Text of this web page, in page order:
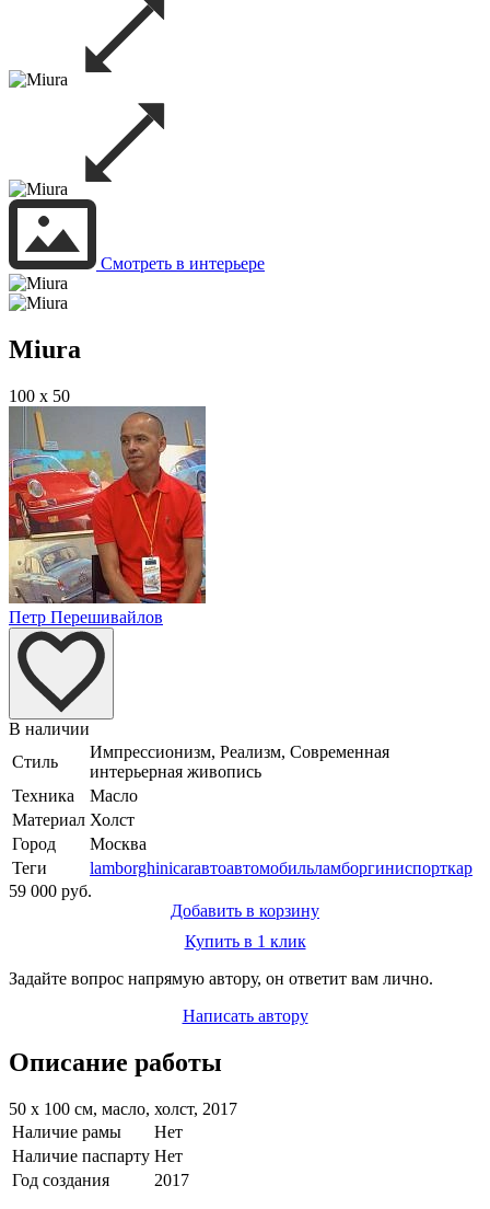
Смотреть в интерьере
Miura
100 x 50
Петр Перешивайлов
В наличии
Стиль
Импрессионизм, Реализм, Современная
интерьерная живопись
Техника
Масло
Материал Холст
Город
Москва
Теги
lamborghinicarавтоавтомобильламборгиниспорткар
59 000 руб.
Добавить в корзину
Купить в 1 клик
Задайте вопрос напрямую автору, он ответит вам лично.
Написать автору
Описание работы
50 х 100 см, масло, холст, 2017
Наличие рамы
Нет
Наличие паспарту Нет
Год создания
2017